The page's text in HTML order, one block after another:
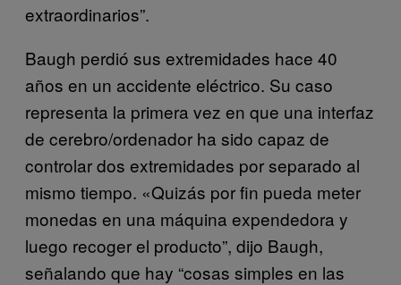
extraordinarios”.
Baugh perdió sus extremidades hace 40
años en un accidente eléctrico. Su caso
representa la primera vez en que una interfaz
de cerebro/ordenador ha sido capaz de
controlar dos extremidades por separado al
mismo tiempo. «Quizás por fin pueda meter
monedas en una máquina expendedora y
luego recoger el producto”, dijo Baugh,
señalando que hay “cosas simples en las